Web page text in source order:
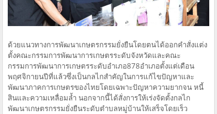
ด้วยแนวทางการพัฒนาเกษตรกรรมยั่งยืนโดยตนได้ออกคำสั่งแต่ง
ตั้งคณะกรรมการพัฒนาการเกษตรระดับจังหวัดและคณะ
กรรมการพัฒนาการเกษตรระดับอำเภอ878อำเภอตั้งแต่เดือน
พฤศจิกายนปีที่แล้วซึ่งเป็นกลไกสำคัญในการแก้ไขปัญหาและ
พัฒนาภาคการเกษตรของไทยโดยเฉพาะปัญหาความยากจน หนี้
สินและความเหลื่อมล้ำ นอกจากนี้ได้สั่งการให้เร่งจัดตั้งกลไก
พัฒนาเกษตรกรรมยั่งยืนระดับตำบลหมู่บ้านให้เสร็จโดยเร็ว